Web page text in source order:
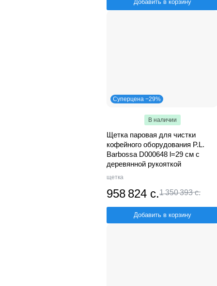
Добавить в корзину
Суперцена −29%
В наличии
Щетка паровая для чистки
кофейного оборудования P.L.
Barbossa D000648 l=29 см с
деревянной рукояткой
щетка
958 824 с.1 350 393 с.
Добавить в корзину